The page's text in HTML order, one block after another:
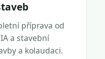
příprava od
a stavební
a kolaudaci.